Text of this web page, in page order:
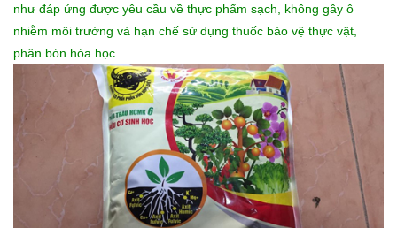
như đáp ứng được yêu cầu về thực phẩm sạch, không gây ô
nhiễm môi trường và hạn chế sử dụng thuốc bảo vệ thực vật,
phân bón hóa học.